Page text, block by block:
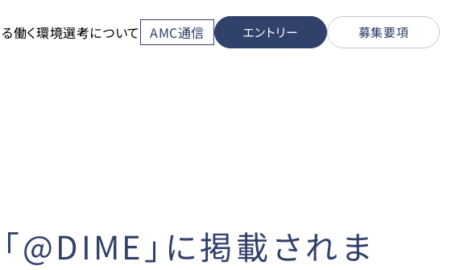
働く環境選考について AMC通信 エントリー 募集要項
@DIME」に掲載されま